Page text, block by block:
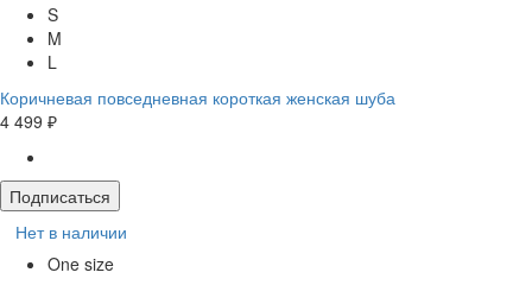
S
M
L
Коричневая повседневная короткая женская шуба
4 499 ₽
Подписаться
Нет в наличии
One size